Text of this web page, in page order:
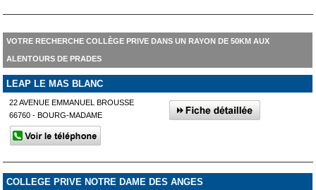
VOTRE RECHERCHE COLLÈGE PRIVE DANS UN RAYON DE 50KM AUX
ALENTOURS DE PRADES
LEAP LE MAS BLANC
22 AVENUE EMMANUEL BROUSSE
66760 - BOURG-MADAME
COLLEGE PRIVE NOTRE DAME DES ANGES